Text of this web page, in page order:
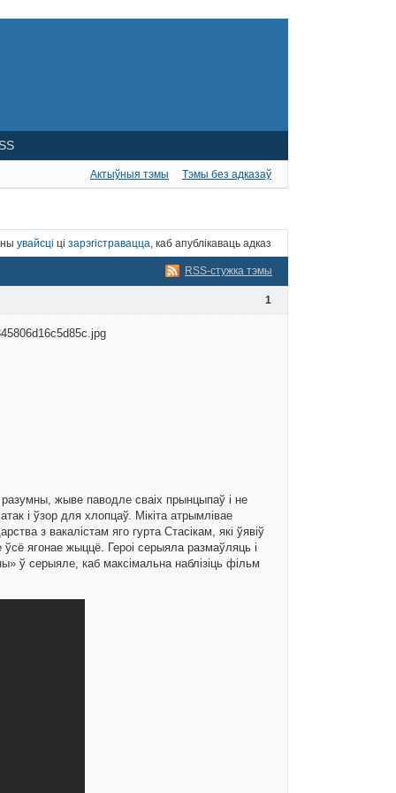
Актыўныя тэмы Тэмы без адказаў
увайсці ці зарэгістравацца , каб апублікаваць адказ
RSS-стужка тэмы
1
жыве паводле сваіх прынцыпаў і не
і ўзор для хлопцаў. Мікіта атрымлівае
з вакалістам яго гурта Стасікам, які ўявіў
ягонае жыццё. Героі серыяла размаўляць і
ў серыяле, каб максімальна наблізіць фільм